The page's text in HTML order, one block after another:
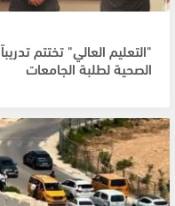
"التعليم العالي" تختتم
الصحية لطلبة الجامعات